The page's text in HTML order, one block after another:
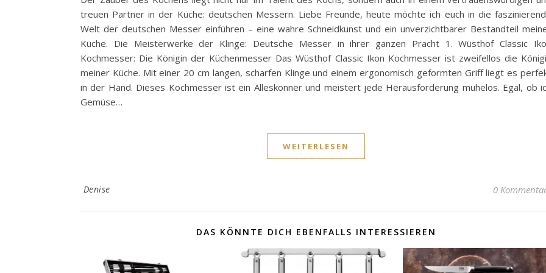
treuen Partner in der Küche: deutschen Messern. Liebe Freunde, heute möchte ich euch in die
Welt der deutschen Messer einführen – eine wahre Schneidkunst und ein unverzichtbarer Bestandteil
Küche. Die Meisterwerke der Klinge: Deutsche Messer in ihrer ganzen Pracht 1. Wüsthof Classic
Kochmesser: Die Königin der Küchenmesser Das Wüsthof Classic Ikon Kochmesser ist zweifellos die
meiner Küche. Mit einer 20 cm langen, scharfen Klinge und einem ergonomisch geformten Griff liegt es
in der Hand. Dieses Kochmesser ist ein Alleskönner und meistert jede Herausforderung mühelos. Egal, ob
Gemüse…
WEITERLESEN
Denise 0
DAS KÖNNTE DICH EBENFALLS INTERESSIEREN